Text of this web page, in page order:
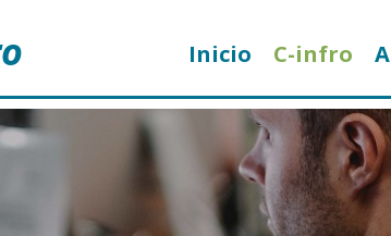
Inicio C-infro